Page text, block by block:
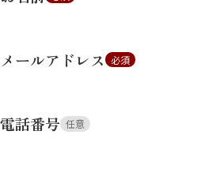
メールアドレス 必須
電話番号 任意